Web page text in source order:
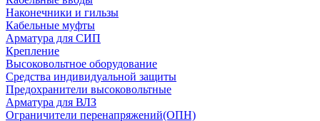
Наконечники и гильзы
Кабельные муфты
Арматура для СИП
Крепление
Высоковольтное оборудование
Средства индивидуальной защиты
Предохранители высоковольтные
Арматура для ВЛЗ
Ограничители перенапряжений(ОПН)